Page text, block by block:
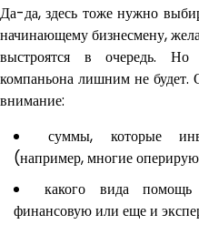
Да-да, здесь тоже нужно
начинающему бизнесмену,
выстроятся в очередь.
компаньона лишним не будет.
внимание:
суммы, которые
(например, многие
какого вида
финансовую или еще и